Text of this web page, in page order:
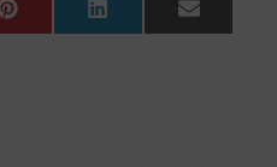
Pinterest LinkedIn Email